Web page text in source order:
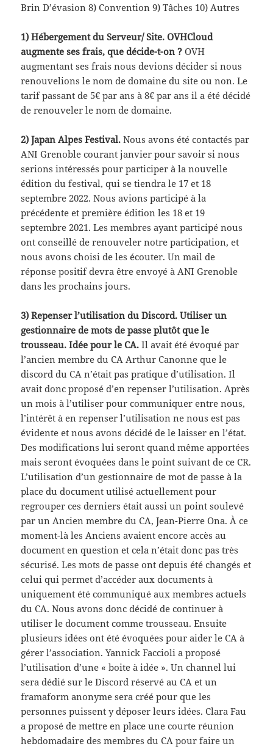
Brin D’évasion 8) Convention 9) Tâches 10) Autres
1) Hébergement du Serveur/ Site. OVHCloud
augmente ses frais, que décide-t-on ? OVH
augmentant ses frais nous devions décider si nous
renouvelions le nom de domaine du site ou non. Le
tarif passant de 5€ par ans à 8€ par ans il a été décidé
de renouveler le nom de domaine.
2) Japan Alpes Festival. Nous avons été contactés par
ANI Grenoble courant janvier pour savoir si nous
serions intéressés pour participer à la nouvelle
édition du festival, qui se tiendra le 17 et 18
septembre 2022. Nous avions participé à la
précédente et première édition les 18 et 19
septembre 2021. Les membres ayant participé nous
ont conseillé de renouveler notre participation, et
nous avons choisi de les écouter. Un mail de
réponse positif devra être envoyé à ANI Grenoble
dans les prochains jours.
3) Repenser l’utilisation du Discord. Utiliser un
gestionnaire de mots de passe plutôt que le
trousseau. Idée pour le CA. Il avait été évoqué par
l’ancien membre du CA Arthur Canonne que le
discord du CA n’était pas pratique d’utilisation. Il
avait donc proposé d’en repenser l’utilisation. Après
un mois à l’utiliser pour communiquer entre nous,
l’intérêt à en repenser l’utilisation ne nous est pas
évidente et nous avons décidé de le laisser en l’état.
Des modifications lui seront quand même apportées
mais seront évoquées dans le point suivant de ce CR.
L’utilisation d’un gestionnaire de mot de passe à la
place du document utilisé actuellement pour
regrouper ces derniers était aussi un point soulevé
par un Ancien membre du CA, Jean-Pierre Ona. À ce
moment-là les Anciens avaient encore accès au
document en question et cela n’était donc pas très
sécurisé. Les mots de passe ont depuis été changés et
celui qui permet d’accéder aux documents à
uniquement été communiqué aux membres actuels
du CA. Nous avons donc décidé de continuer à
utiliser le document comme trousseau. Ensuite
plusieurs idées ont été évoquées pour aider le CA à
gérer l’association. Yannick Faccioli a proposé
l’utilisation d’une « boite à idée ». Un channel lui
sera dédié sur le Discord réservé au CA et un
framaform anonyme sera créé pour que les
personnes puissent y déposer leurs idées. Clara Fau
a proposé de mettre en place une courte réunion
hebdomadaire des membres du CA pour faire un